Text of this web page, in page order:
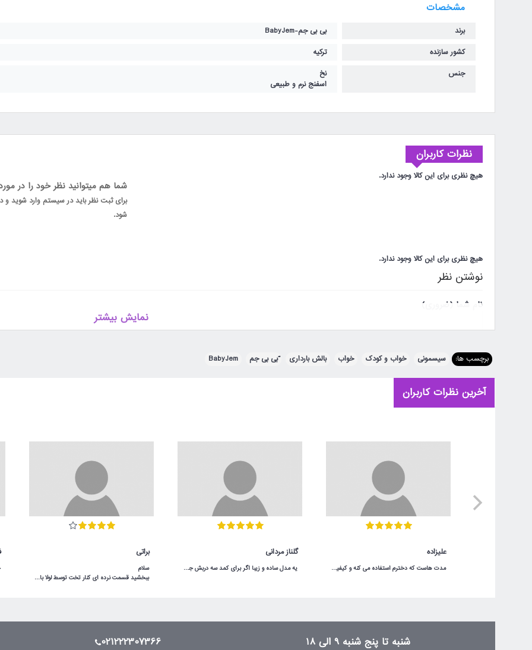
لایه رویی بالش جدا می شود.
محصول ترکیه
کاور نخی
پر شده با اسفنج نرم و طبیعی
مشخصات
برند
بی بی جم-BabyJem
کشور سازنده
ترکیه
جنس
نخ
اسفنج نرم و طبیعی
نظرات کاربران
هیچ نظری برای این کالا وجود ندارد.
شما هم میتوانید نظر خود را در
برای ثبت نظر باید در سیستم وارد شوید
شود.
هیچ نظری برای این کالا وجود ندارد.
نوشتن نظر
نام شما (ضروری)
شهر محل سکونت (اختیاری)
امتیاز (ضروری)
نمایش بیشتر
برچسب ها: سیسمونی خواب و کودک خواب بالش بارداری ّبی بی جم BabyJem
آخرین نظرات کاربران
علیزاده
مدت هاست که دخترم استفاده می کنه و کیفیت مناسبی داره.در شگفت انگیز با قیمت عالی خریدم.
گلناز مردانی
یه مدل ساده و زیبا اگر برای کمد سه دربش جا داشته باشید خیلی هم کاربردی میشه
براتی
سلام
ببخشید قسمت نرده ای کنار تخت توسط لولا بالا پایین میشه یا ثابته؟سلام بالا پایین میشه
شنبه تا پنج شنبه 9 الی 18 021222307366